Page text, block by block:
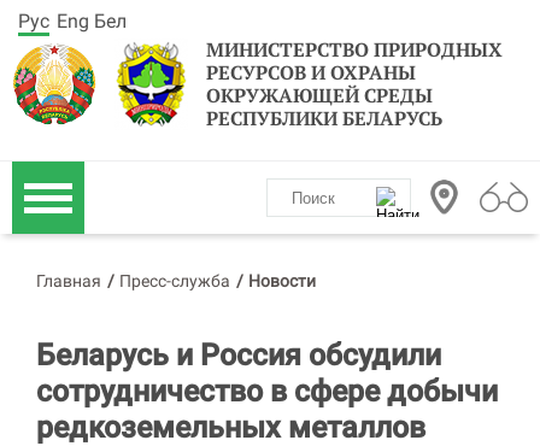
МИНИСТЕРСТВО ПРИРОДНЫХ
РЕСУРСОВ И ОХРАНЫ
ОКРУЖАЮЩЕЙ СРЕДЫ
РЕСПУБЛИКИ БЕЛАРУСЬ
Рус Eng Бел
Главная / Пресс-служба / Новости
Беларусь и Россия обсудили
сотрудничество в сфере добычи
редкоземельных металлов